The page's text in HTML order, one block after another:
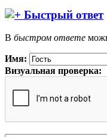
Быстрый ответ
В быстром ответе
Имя:
Визуальная проверка: